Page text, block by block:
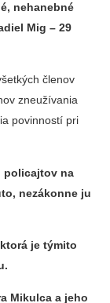
nehanebné
Mig – 29
členov
zneužívania
povinností pri
policajtov na
nezákonne ju
je týmito
Mikulca a jeho